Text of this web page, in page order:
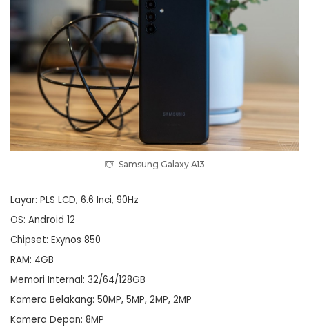
Samsung Galaxy A13
Layar: PLS LCD, 6.6 Inci, 90Hz
OS: Android 12
Chipset: Exynos 850
RAM: 4GB
Memori Internal: 32/64/128GB
Kamera Belakang: 50MP, 5MP, 2MP, 2MP
Kamera Depan: 8MP